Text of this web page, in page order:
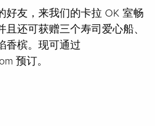
好友，来我们的卡拉 OK 室畅
还可获赠三个寿司爱心船、
香槟。现可通过
预订。